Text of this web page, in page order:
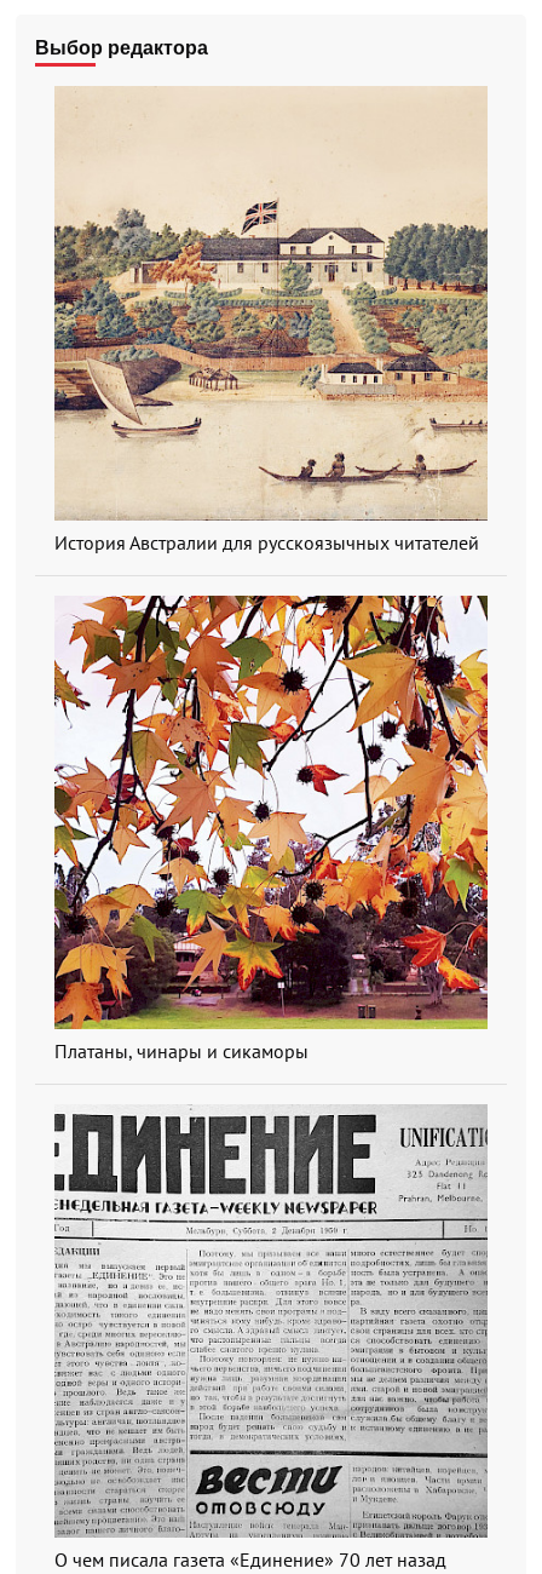
Выбор редактора
История Австралии для русскоязычных читателей
Платаны, чинары и сикаморы
О чем писала газета «Единение» 70 лет назад